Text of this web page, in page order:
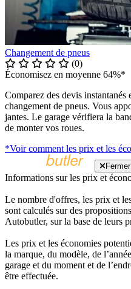
Changement de pneus
(0)
Économisez en moyenne 64%*
Comparez des devis
changement de pneus. Vous
jantes. Le garage vérifiera la
de monter vos roues.
*Voir comment les prix et les
Fermer
Informations sur les prix et
Le nombre d'offres, les prix et
sont calculés sur des
Autobutler, sur la base de leurs
Les prix et les économies
la marque, du modèle, de
garage et du moment et de
être effectuée.